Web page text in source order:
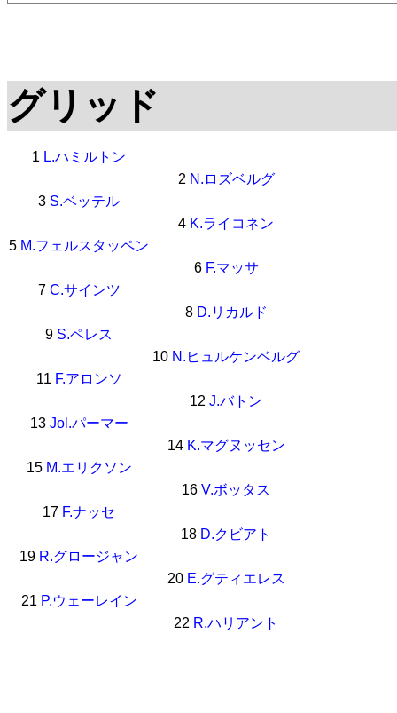
グリッド
1 L.ハミルトン
2 N.ロズベルグ
3 S.ベッテル
4 K.ライコネン
5 M.フェルスタッペン
6 F.マッサ
7 C.サインツ
8 D.リカルド
9 S.ペレス
10 N.ヒュルケンベルグ
11 F.アロンソ
12 J.バトン
13 Jol.パーマー
14 K.マグヌッセン
15 M.エリクソン
16 V.ボッタス
17 F.ナッセ
18 D.クビアト
19 R.グロージャン
20 E.グティエレス
21 P.ウェーレイン
22 R.ハリアント